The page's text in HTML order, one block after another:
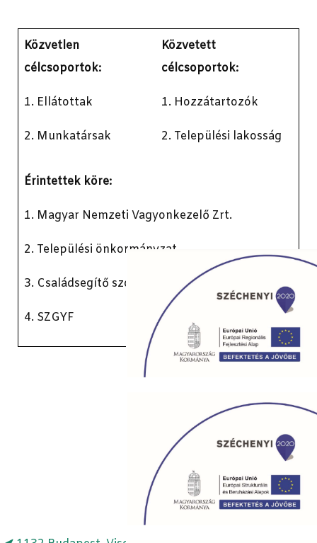
Közvetlen
célcsoportok:
1. Ellátottak
2. Munkatársak
Közvetett
célcsoportok:
1. Hozzátartozók
2. Települési lakosság
Érintettek köre:
1. Magyar Nemzeti Vagyonkezelő Zrt.
2. Települési önkormányzat
3. Családsegítő szolgálat
4. SZGYF